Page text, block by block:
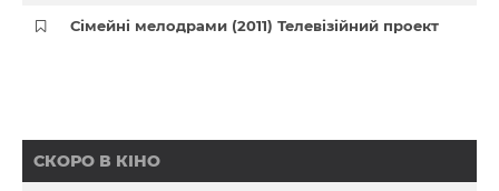
Сімейні мелодрами (2011) Телевізійний проект
СКОРО В КІНО